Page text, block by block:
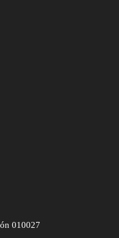
010027